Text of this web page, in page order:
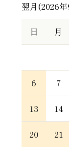
翌月(2026
日 月
6 7
13 14
20 21